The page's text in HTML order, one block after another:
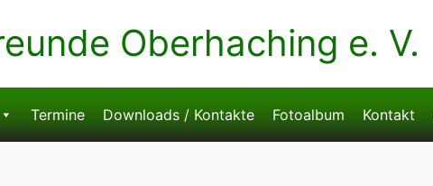
Oberhaching e. V.
Termine Downloads / Kontakte Fotoalbum Kontakt